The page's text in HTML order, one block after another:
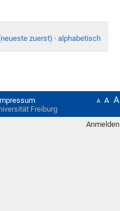
zuerst) · alphabetisch
A A A
Freiburg
Anmelden